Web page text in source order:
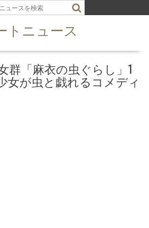
トニュース
群「麻衣の虫ぐらし」1
女が虫と戯れるコメディ